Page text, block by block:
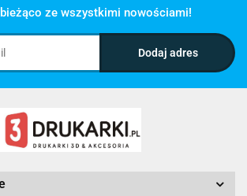
ze wszystkimi nowościami!